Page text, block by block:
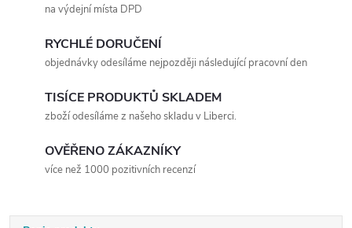
na výdejní místa DPD
RYCHLÉ DORUČENÍ
objednávky odesíláme nejpozději následující pracovní den
TISÍCE PRODUKTŮ SKLADEM
zboží odesíláme z našeho skladu v Liberci.
OVĚŘENO ZÁKAZNÍKY
více než 1000 pozitivních recenzí